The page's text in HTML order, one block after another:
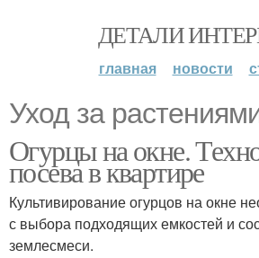
ДЕТАЛИ
главная новости
Уход за
Огурцы на окне.
посева в квартире
Культивирование огурцов на окне
с выбора подходящих емкостей и
землесмеси.